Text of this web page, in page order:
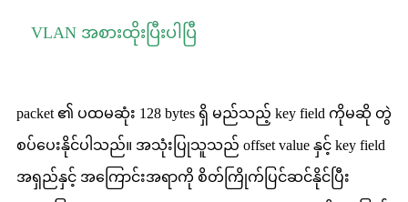
VLAN အစားထိုးပြီးပါပြီ
packet ၏ ပထမဆုံး 128 bytes ရှိ မည်သည့် key field ကိုမဆို တွဲ
စပ်ပေးနိုင်ပါသည်။ အသုံးပြုသူသည် offset value နှင့် key field
အရှည်နှင့် အကြောင်းအရာကို စိတ်ကြိုက်ပြင်ဆင်နိုင်ပြီး